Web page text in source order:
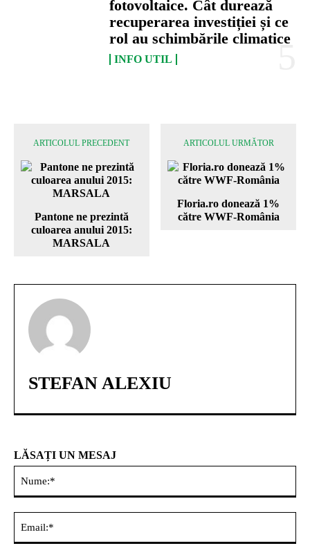
fotovoltaice. Cât durează
recuperarea investiției și ce
rol au schimbările climatice
INFO UTIL
ARTICOLUL PRECEDENT
Pantone ne prezintă
culoarea anului 2015:
MARSALA
ARTICOLUL URMĂTOR
Floria.ro donează 1%
către WWF-România
STEFAN ALEXIU
LĂSAȚI UN MESAJ